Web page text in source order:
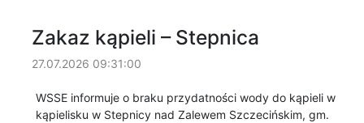
Zakaz kąpieli – Stepnica
27.07.2026 09:31:00
WSSE informuje o braku przydatności wody do kąpieli w
kąpielisku w Stepnicy nad Zalewem Szczecińskim, gm.